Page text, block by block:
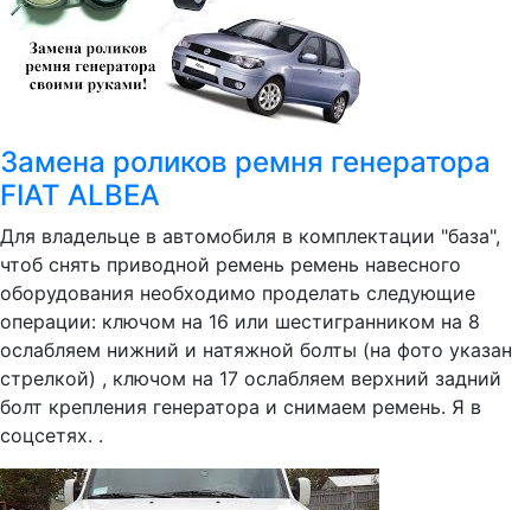
Замена роликов ремня генератора
FIAT ALBEA
Для владельце в автомобиля в комплектации "база",
чтоб снять приводной ремень ремень навесного
оборудования необходимо проделать следующие
операции: ключом на 16 или шестигранником на 8
ослабляем нижний и натяжной болты (на фото указан
стрелкой) , ключом на 17 ослабляем верхний задний
болт крепления генератора и снимаем ремень. Я в
соцсетях. .